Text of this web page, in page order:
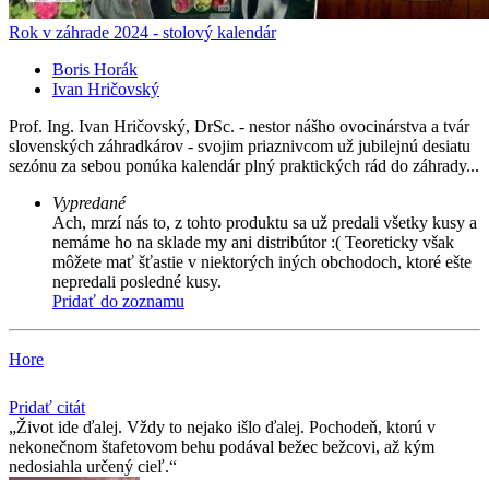
Rok v záhrade 2024 - stolový kalendár
Boris Horák
Ivan Hričovský
Prof. Ing. Ivan Hričovský, DrSc. - nestor nášho ovocinárstva a tvár
slovenských záhradkárov - svojim priaznivcom už jubilejnú desiatu
sezónu za sebou ponúka kalendár plný praktických rád do záhrady...
Vypredané
Ach, mrzí nás to, z tohto produktu sa už predali všetky kusy a
nemáme ho na sklade my ani distribútor :( Teoreticky však
môžete mať šťastie v niektorých iných obchodoch, ktoré ešte
nepredali posledné kusy.
Pridať do zoznamu
Hore
Pridať citát
Život ide ďalej. Vždy to nejako išlo ďalej. Pochodeň, ktorú v
nekonečnom štafetovom behu podával bežec bežcovi, až kým
nedosiahla určený cieľ.